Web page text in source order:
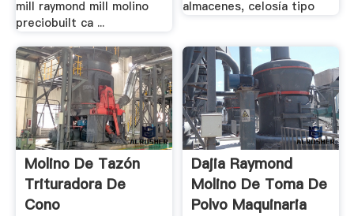
mill raymond mill molino
preciobuilt ca ...
almacenes, celosía tipo
Molino De Tazón
Trituradora De
Cono
Dajia Raymond
Molino De Toma De
Polvo Maquinaria